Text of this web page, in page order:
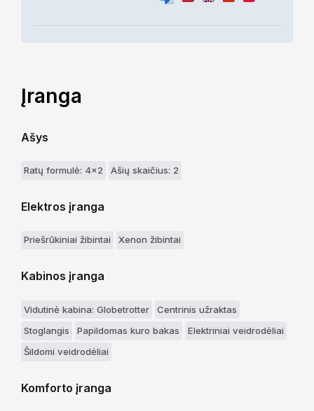
Įranga
Ašys
Ratų formulė: 4x2 Ašių skaičius: 2
Elektros įranga
Priešrūkiniai žibintai Xenon žibintai
Kabinos įranga
Vidutinė kabina: Globetrotter
Centrinis užraktas
Stoglangis
Papildomas kuro bakas
Elektriniai veidrodėliai
Šildomi veidrodėliai
Komforto įranga